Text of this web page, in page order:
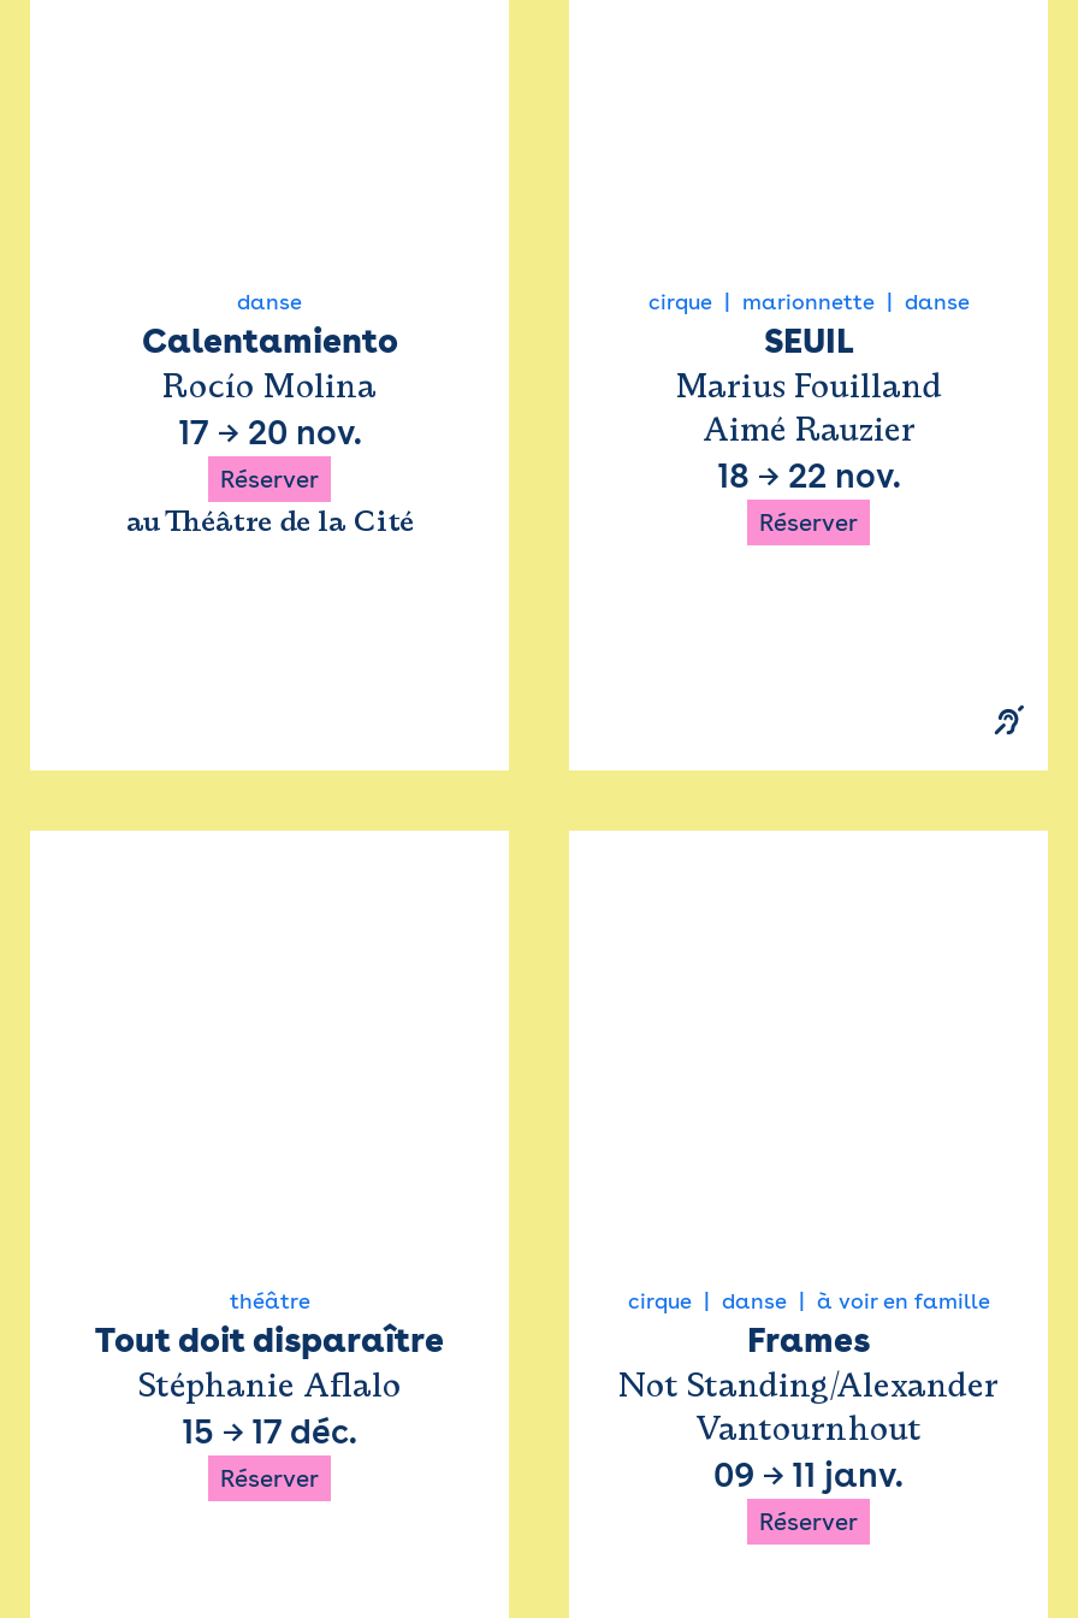
danse
Calentamiento
Rocío Molina
17 → 20 nov.
Réserver
au Théâtre de la Cité
cirque marionnette danse
SEUIL
Marius Fouilland
Aimé Rauzier
18 → 22 nov.
Réserver
théâtre
Tout doit disparaître
Stéphanie Aflalo
15 → 17 déc.
Réserver
cirque danse à voir en famille
Frames
Not Standing/Alexander
Vantournhout
09 → 11 janv.
Réserver